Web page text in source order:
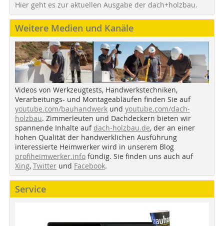
Hier geht es zur aktuellen Ausgabe der dach+holzbau.
Weitere Medien und Kanäle
Videos von Werkzeugtests, Handwerkstechniken,
Verarbeitungs- und Montageabläufen finden Sie auf
youtube.com/bauhandwerk und youtube.com/dach-
holzbau. Zimmerleuten und Dachdeckern bieten wir
spannende Inhalte auf dach-holzbau.de, der an einer
hohen Qualität der handwerklichen Ausführung
interessierte Heimwerker wird in unserem Blog
profiheimwerker.info fündig. Sie finden uns auch auf
Xing, Twitter und Facebook.
Service